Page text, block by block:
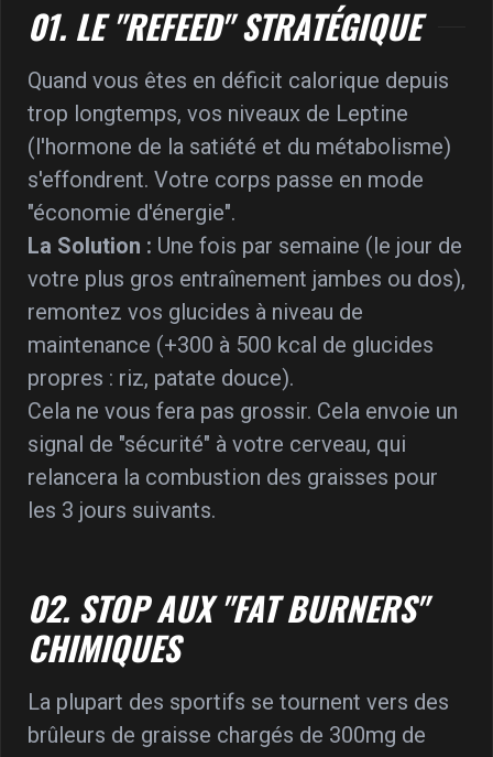
01. LE "REFEED" STRATÉGIQUE
Quand vous êtes en déficit calorique depuis
trop longtemps, vos niveaux de Leptine
(l'hormone de la satiété et du métabolisme)
s'effondrent. Votre corps passe en mode
"économie d'énergie".
La Solution : Une fois par semaine (le jour de
votre plus gros entraînement jambes ou dos),
remontez vos glucides à niveau de
maintenance (+300 à 500 kcal de glucides
propres : riz, patate douce).
Cela ne vous fera pas grossir. Cela envoie un
signal de "sécurité" à votre cerveau, qui
relancera la combustion des graisses pour
les 3 jours suivants.
02. STOP AUX "FAT BURNERS"
CHIMIQUES
La plupart des sportifs se tournent vers des
brûleurs de graisse chargés de 300mg de